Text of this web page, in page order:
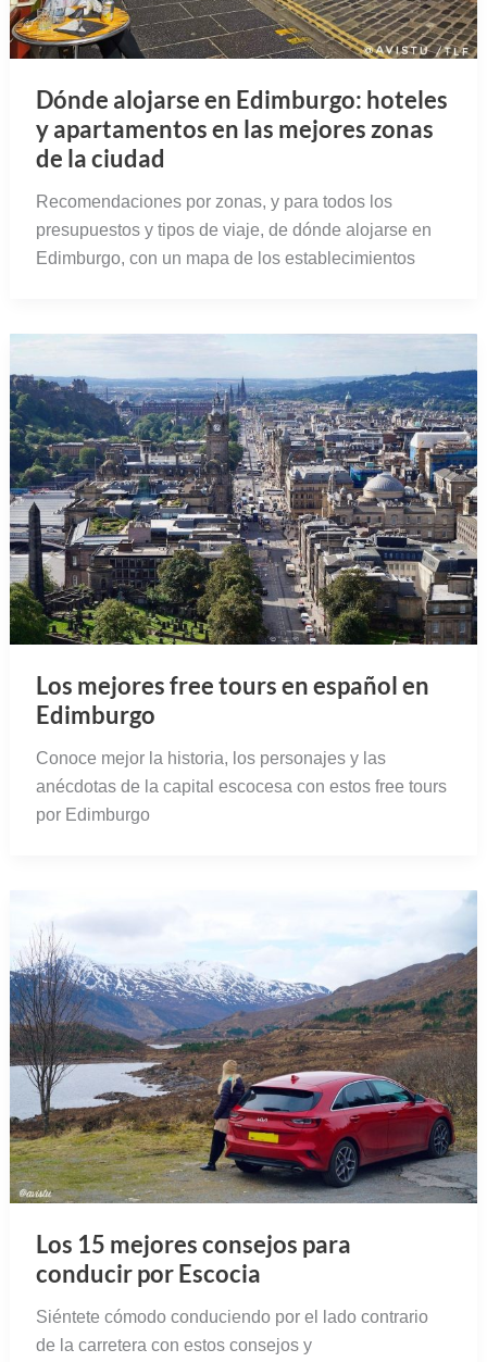
Dónde alojarse en Edimburgo: hoteles
y apartamentos en las mejores zonas
de la ciudad
Recomendaciones por zonas, y para todos los
presupuestos y tipos de viaje, de dónde alojarse en
Edimburgo, con un mapa de los establecimientos
Los mejores free tours en español en
Edimburgo
Conoce mejor la historia, los personajes y las
anécdotas de la capital escocesa con estos free tours
por Edimburgo
Los 15 mejores consejos para
conducir por Escocia
Siéntete cómodo conduciendo por el lado contrario
de la carretera con estos consejos y